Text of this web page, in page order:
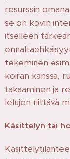
resurssin
se on kovin
itselleen
tekeminen
koiran kanssa,
takaaminen ja
lelujen riittävä
Käsittelyn tai